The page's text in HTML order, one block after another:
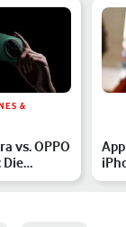
&
vs. OPPO
Die
im Ver…